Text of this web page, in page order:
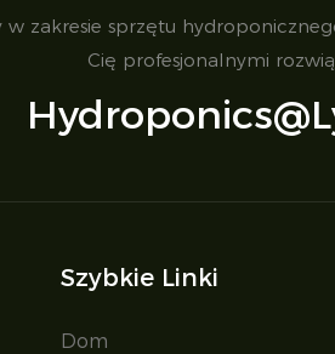
zakresie sprzętu
Cię profesjonalnymi
Szybkie Linki
Dom